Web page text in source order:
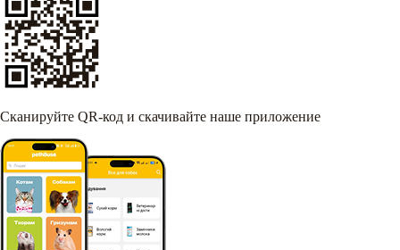
Сканируйте QR-код и скачивайте наше приложение